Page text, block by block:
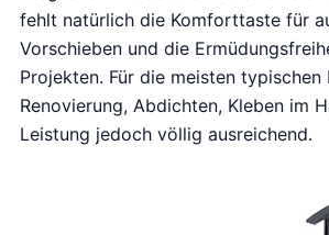
fehlt natürlich die Komforttaste für
Vorschieben und die
Projekten. Für die meisten
Renovierung, Abdichten, Kleben im
Leistung jedoch völlig ausreichend.